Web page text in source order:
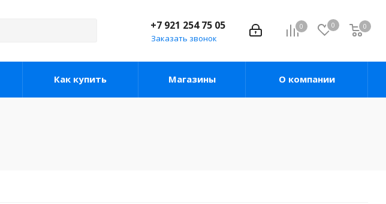
0 0 0
+7 921 254 75 05
Заказать звонок
Как купить Магазины О компании